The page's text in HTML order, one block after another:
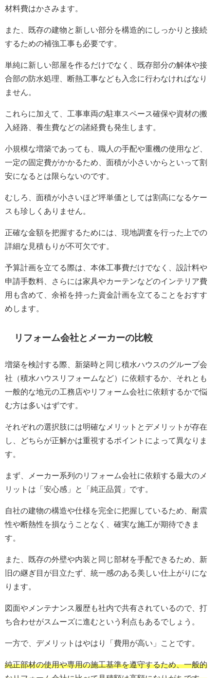
材料費はかさみます。
また、既存の建物と新しい部分を構造的にしっかりと接続
するための補強工事も必要です。
単純に新しい部屋を作るだけでなく、既存部分の解体や接
合部の防水処理、断熱工事なども入念に行わなければなり
ません。
これらに加えて、工事車両の駐車スペース確保や資材の搬
入経路、養生費などの諸経費も発生します。
小規模な増築であっても、職人の手配や重機の使用など、
一定の固定費がかかるため、面積が小さいからといって割
安になるとは限らないのです。
むしろ、面積が小さいほど坪単価としては割高になるケー
スも珍しくありません。
正確な金額を把握するためには、現地調査を行った上での
詳細な見積もりが不可欠です。
予算計画を立てる際は、本体工事費だけでなく、設計料や
申請手数料、さらには家具やカーテンなどのインテリア費
用も含めて、余裕を持った資金計画を立てることをおすす
めします。
リフォーム会社とメーカーの比較
増築を検討する際、新築時と同じ積水ハウスのグループ会
社（積水ハウスリフォームなど）に依頼するか、それとも
一般的な地元の工務店やリフォーム会社に依頼するかで悩
む方は多いはずです。
それぞれの選択肢には明確なメリットとデメリットが存在
し、どちらが正解かは重視するポイントによって異なりま
す。
まず、メーカー系列のリフォーム会社に依頼する最大のメ
リットは「安心感」と「純正品質」です。
自社の建物の構造や仕様を完全に把握しているため、耐震
性や断熱性を損なうことなく、確実な施工が期待できま
す。
また、既存の外壁や内装と同じ部材を手配できるため、新
旧の継ぎ目が目立たず、統一感のある美しい仕上がりにな
ります。
図面やメンテナンス履歴も社内で共有されているので、打
ち合わせがスムーズに進むという利点もあるでしょう。
一方で、デメリットはやはり「費用が高い」ことです。
純正部材の使用や専用の施工基準を遵守するため、一般的